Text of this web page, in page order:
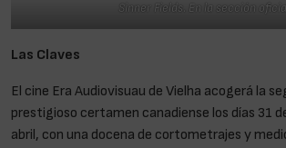
Sinner Fields. En la sección oficial
Las Claves
El cine Era Audiovisuau de Vielha acogerá la
prestigioso certamen canadiense los días 31
abril, con una docena de cortometrajes y